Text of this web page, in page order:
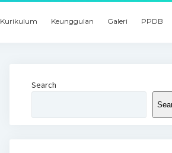
Kurikulum Keunggulan Galeri PPDB
Search